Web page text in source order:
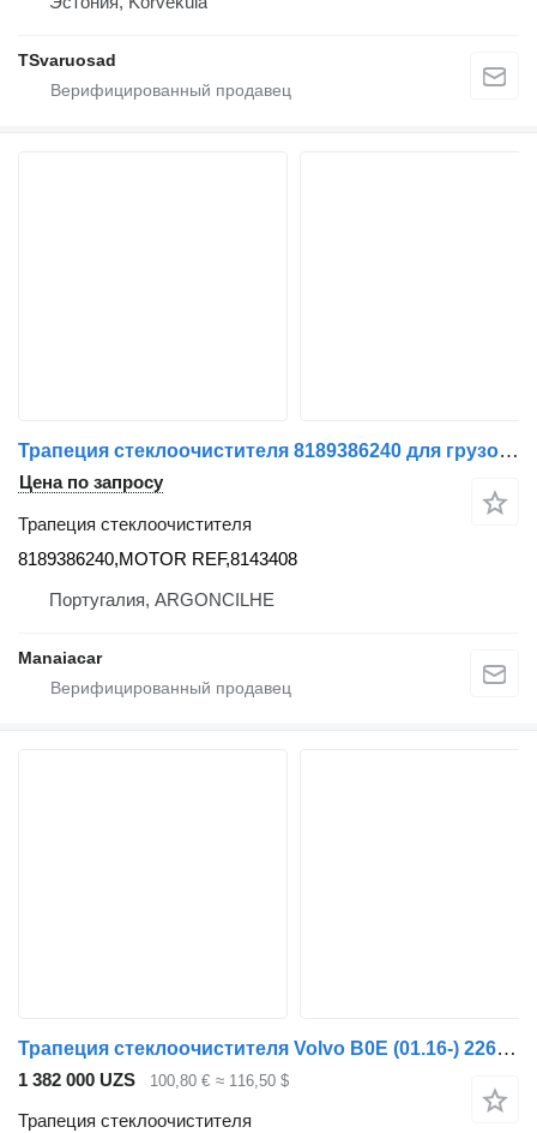
TSvaruosad
Трапеция стеклоочистителя 8189386240 для грузовика Volvo FL/FM/FH/VN/VNL/VNX/FMX/F/N
Цена по запросу
Трапеция стеклоочистителя
8189386240,MOTOR REF,8143408
Португалия, ARGONCILHE
Manaiacar
Трапеция стеклоочистителя Volvo B0E (01.16-) 22608183 для автобуса Volvo B5LH, B0E (2008-)
1 382 000 UZS 100,80 € ≈ 116,50 $
Трапеция стеклоочистителя